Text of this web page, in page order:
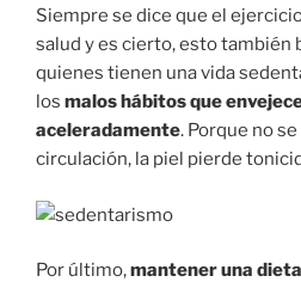
Siempre se dice que el
salud y es cierto, esto también
quienes tienen una vida
los malos hábitos que
aceleradamente. Porque no
circulación, la piel pierde
Por último,mantener una